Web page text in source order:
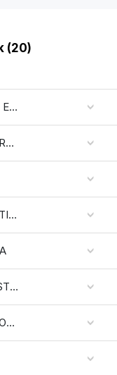
(20)
BYSTRICA, Na Troskách 25 - EUROPA SC
OPTIMA
1.mája 41 - SC STOP.SHOP
Nám. Republiky 5994/32 - OC GALÉRIA